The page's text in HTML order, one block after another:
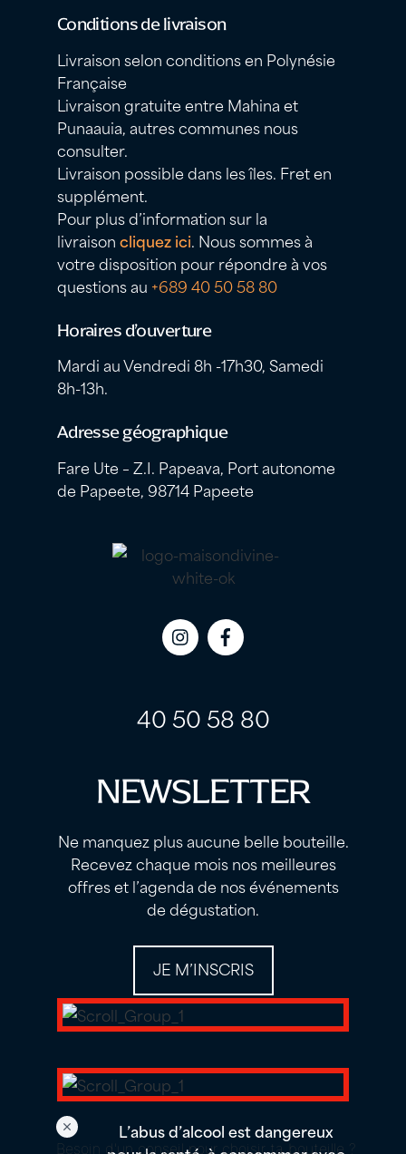
Conditions de livraison
Livraison selon conditions en Polynésie
Française
Livraison gratuite entre Mahina et
Punaauia, autres communes nous
consulter.
Livraison possible dans les îles. Fret en
supplément.
Pour plus d’information sur la
livraisoncliquez ici. Nous sommes à
votre disposition pour répondre à vos
questions au +689 40 50 58 80
Horaires d’ouverture
Mardi au Vendredi 8h -17h30, Samedi
8h-13h.
Adresse géographique
Fare Ute – Z.I. Papeava, Port autonome
de Papeete, 98714 Papeete
Icon
Icon
40 50 58 80
NEWSLETTER
Ne manquez plus aucune belle bouteille.
Recevez chaque mois nos meilleures
offres et l’agenda de nos événements
de dégustation.
JE M’INSCRIS
L’abus d’alcool est dangereux
Besoin d'un conseil pour choisir ta bouteille ?